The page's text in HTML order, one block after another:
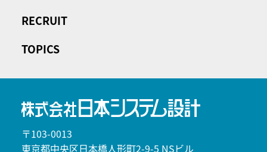
〒103-0013
東京都中央区日本橋人形町2-9-5 NSビル
RECRUIT
TOPICS